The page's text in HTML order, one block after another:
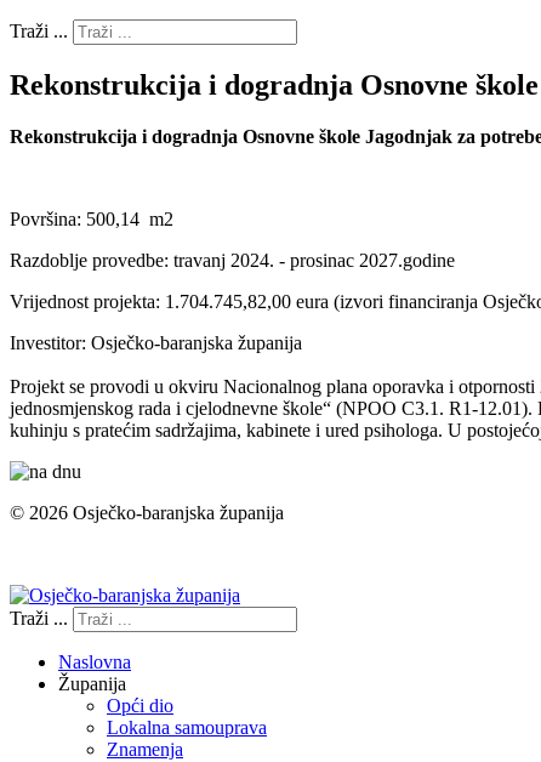
Traži ...
Rekonstrukcija i dogradnja Osnovne
Rekonstrukcija i dogradnja Osnovne škole Jagodnjak za
Površina: 500,14 m2
Razdoblje provedbe: travanj 2024. - prosinac 2027.godine
Vrijednost projekta: 1.704.745,82,00 eura (izvori financiranja
Investitor: Osječko-baranjska županija
Projekt se provodi u okviru Nacionalnog plana oporavka i
jednosmjenskog rada i cjelodnevne škole“ (NPOO C3.1. R1-
kuhinju s pratećim sadržajima, kabinete i ured psihologa. U
© 2026 Osječko-baranjska županija
Traži ...
Naslovna
Županija
Opći dio
Lokalna samouprava
Znamenja